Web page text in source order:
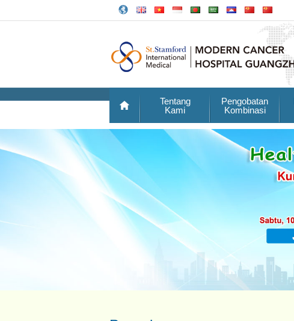
Tentang
Kami
Pengobatan
Kombinasi